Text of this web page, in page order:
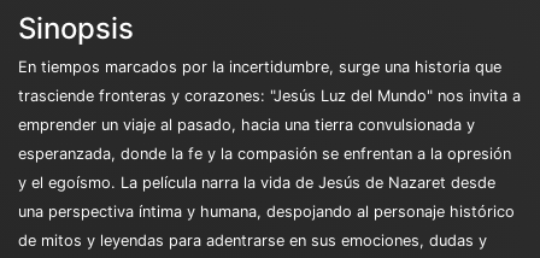
Sinopsis
En tiempos marcados por la incertidumbre, surge una historia que
trasciende fronteras y corazones: "Jesús Luz del Mundo" nos invita a
emprender un viaje al pasado, hacia una tierra convulsionada y
esperanzada, donde la fe y la compasión se enfrentan a la opresión
y el egoísmo. La película narra la vida de Jesús de Nazaret desde
una perspectiva íntima y humana, despojando al personaje histórico
de mitos y leyendas para adentrarse en sus emociones, dudas y